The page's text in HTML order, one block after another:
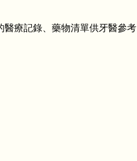
療記錄、藥物清單供牙醫參考